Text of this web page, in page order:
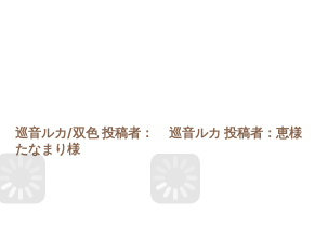
巡音ルカ/双色 投稿者：
たなまり様
巡音ルカ 投稿者：恵様